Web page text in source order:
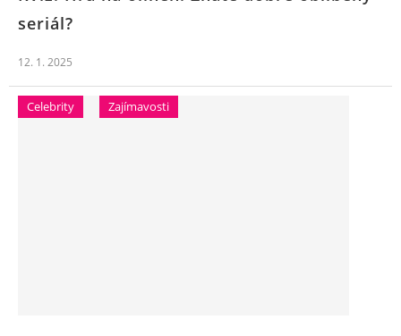
seriál?
12. 1. 2025
Celebrity Zajímavosti